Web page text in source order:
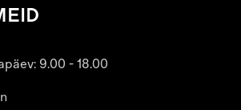
9.00 - 18.00